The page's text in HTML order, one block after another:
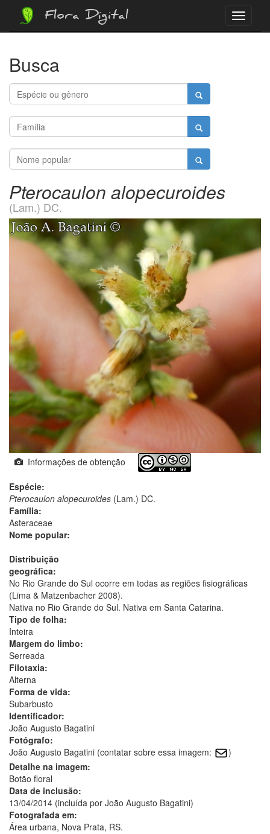
Menu
Flora Digital
Busca
Pterocaulon alopecuroides
(Lam.) DC.
Informações de obtenção
Espécie:
Pterocaulon alopecuroides (Lam.) DC.
Família:
Asteraceae
Nome popular:
Distribuição
geográfica:
No Rio Grande do Sul ocorre em todas as regiões fisiográficas
(Lima & Matzenbacher 2008).
Nativa no Rio Grande do Sul. Nativa em Santa Catarina.
Tipo de folha:
Inteira
Margem do limbo:
Serreada
Filotaxia:
Alterna
Forma de vida:
Subarbusto
Identificador:
João Augusto Bagatini
Fotógrafo:
João Augusto Bagatini (contatar sobre essa imagem:
)
Detalhe na imagem:
Botão floral
Data de inclusão:
13/04/2014 (incluída por João Augusto Bagatini)
Fotografada em:
Área urbana, Nova Prata, RS.